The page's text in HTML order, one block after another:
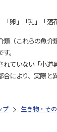
「卵」「乳」「落
（これらの魚介
。
ていない「小道
により、実際と
プ 生き物・そ